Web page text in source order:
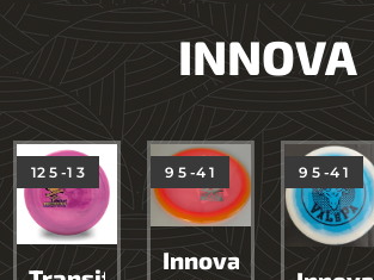
INNOVA
12 5 -1 3
Innova
9 5 -4 1 9 5 -4 1